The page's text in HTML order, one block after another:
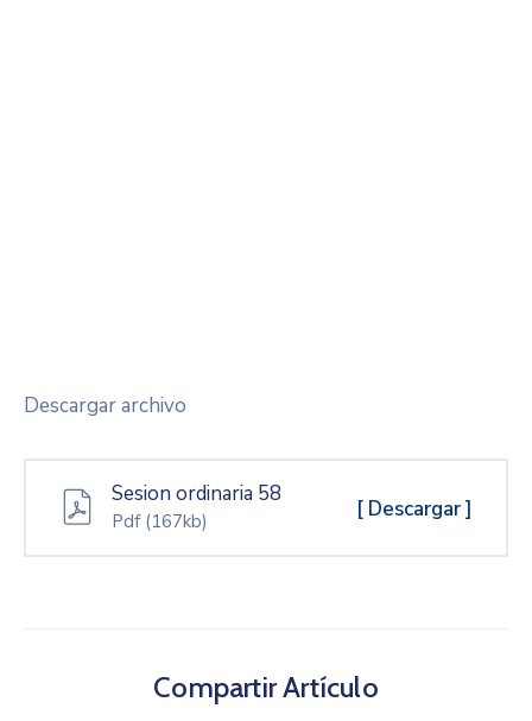
Descargar archivo
Sesion ordinaria 58
Pdf (167kb) [ Descargar ]
Compartir Artículo